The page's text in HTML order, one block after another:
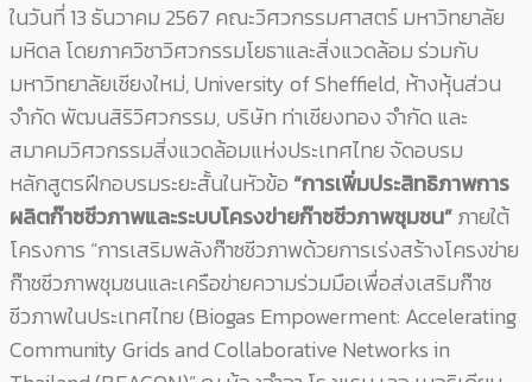
ในวันที่ 13 ธันวาคม 2567 คณะวิศวกรรมศาสตร์ มหาวิทยาลัย
มหิดล โดยภาควิชาวิศวกรรมโยธาและสิ่งแวดล้อม ร่วมกับ
มหาวิทยาลัยเชียงใหม่, University of Sheffield, ห้างหุ้นส่วน
จำกัด พัฒนสิริวิศวกรรม, บริษัท ท่าเชียงทอง จำกัด และ
สมาคมวิศวกรรมสิ่งแวดล้อมแห่งประเทศไทย จัดอบรม
หลักสูตรฝึกอบรมระยะสั้นในหัวข้อ“การเพิ่มประสิทธิภาพการ
ผลิตก๊าซชีวภาพและระบบโครงข่ายก๊าซชีวภาพชุมชน”ภายใต้
โครงการ “การเสริมพลังก๊าซชีวภาพด้วยการเร่งสร้างโครงข่าย
ก๊าซชีวภาพชุมชนและเครือข่ายความร่วมมือเพื่อส่งเสริมก๊าซ
ชีวภาพในประเทศไทย (Biogas Empowerment: Accelerating
Community Grids and Collaborative Networks in